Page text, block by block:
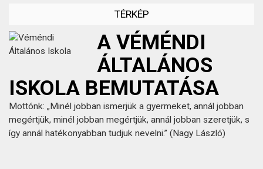
TÉRKÉP
A VÉMÉNDI
ÁLTALÁNOS
ISKOLA BEMUTATÁSA
Mottónk: „Minél jobban ismerjük a gyermeket, annál jobban
megértjük, minél jobban megértjük, annál jobban szeretjük, s
így annál hatékonyabban tudjuk nevelni.” (Nagy László)